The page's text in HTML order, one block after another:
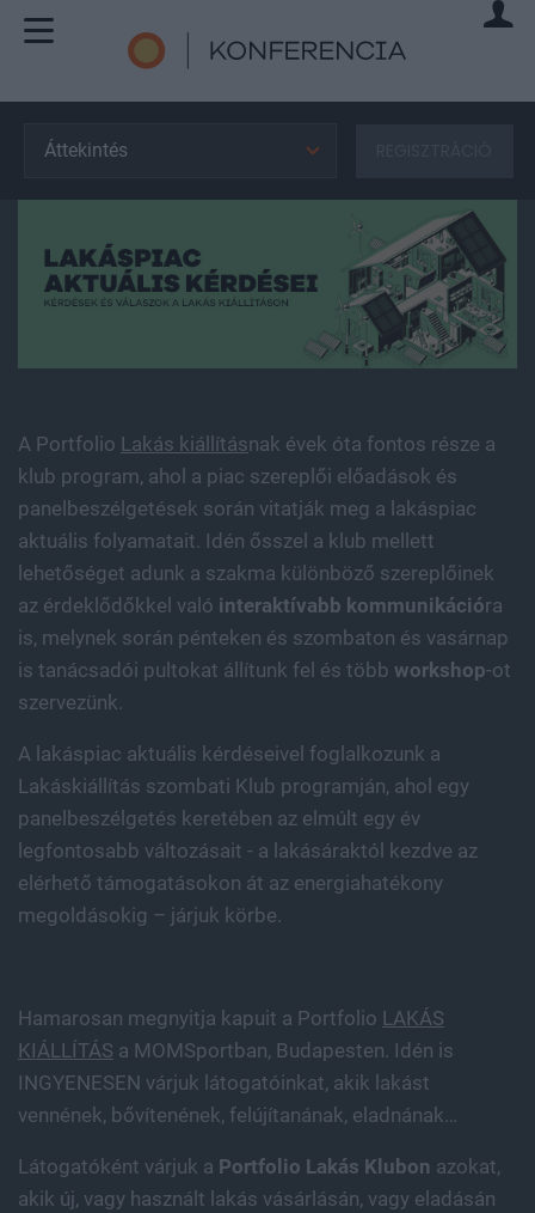
Áttekintés
A Portfolio Lakás kiállításnak évek óta fontos része a
klub program, ahol a piac szereplői előadások és
panelbeszélgetések során vitatják meg a lakáspiac
aktuális folyamatait. Idén ősszel a klub mellett
lehetőséget adunk a szakma különböző szereplőinek
az érdeklődőkkel való interaktívabb kommunikációra
is, melynek során pénteken és szombaton és vasárnap
is tanácsadói pultokat állítunk fel és több workshop-ot
szervezünk.
A lakáspiac aktuális kérdéseivel foglalkozunk a
Lakáskiállítás szombati Klub programján, ahol egy
panelbeszélgetés keretében az elmúlt egy év
legfontosabb változásait - a lakásáraktól kezdve az
elérhető támogatásokon át az energiahatékony
megoldásokig – járjuk körbe.
Hamarosan megnyitja kapuit a Portfolio LAKÁS
KIÁLLÍTÁS a MOMSportban, Budapesten. Idén is
INGYENESEN várjuk látogatóinkat, akik lakást
vennének, bővítenének, felújítanának, eladnának…
Látogatóként várjuk a Portfolio Lakás Klubon azokat,
akik új, vagy használt lakás vásárlásán, vagy eladásán